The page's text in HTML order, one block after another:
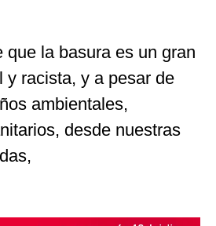
que la basura es un gran
y racista, y a pesar de
ambientales,
desde nuestras